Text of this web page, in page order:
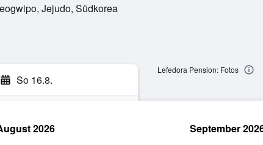
Jejudo, Südkorea
So 16.8.
Lefedora Pension: Fotos
2026 September